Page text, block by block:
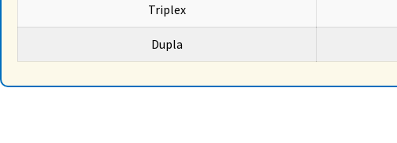
Triplex
Dupla